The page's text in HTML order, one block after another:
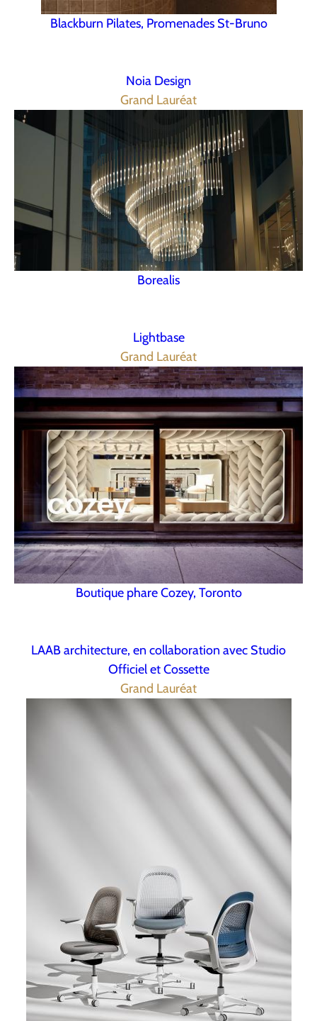
Blackburn Pilates, Promenades St-Bruno
Noia Design
Grand Lauréat
Borealis
Lightbase
Grand Lauréat
Boutique phare Cozey, Toronto
LAAB architecture, en collaboration avec Studio
Officiel et Cossette
Grand Lauréat